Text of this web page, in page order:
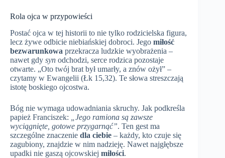
Rola ojca w przypowieści
Postać ojca w tej historii to nie tylko rodzicielska figura,
lecz żywe odbicie niebiańskiej dobroci. Jego miłość
bezwarunkowa przekracza ludzkie wyobrażenia –
nawet gdy syn odchodzi, serce rodzica pozostaje
otwarte. „Oto twój brat był umarły, a znów ożył” –
czytamy w Ewangelii (Łk 15,32). Te słowa streszczają
istotę boskiego ojcostwa.
Bóg nie wymaga udowadniania skruchy. Jak podkreśla
papież Franciszek:
„Jego ramiona są zawsze
wyciągnięte, gotowe przygarnąć”. Ten gest ma
szczególne znaczenie dla ciebie – każdy, kto czuje się
zagubiony, znajdzie w nim nadzieję. Nawet najgłębsze
upadki nie gaszą ojcowskiej miłości.